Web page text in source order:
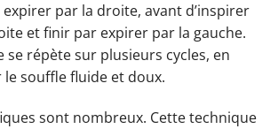
par la droite, avant d’inspirer
et finir par expirer par la gauche.
se répète sur plusieurs cycles, en
souffle fluide et doux.
sont nombreux. Cette technique